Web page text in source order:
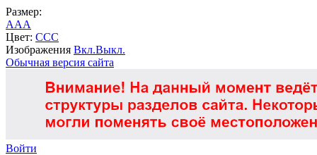
Размер:
AAA
Цвет: CCC
Изображения Вкл.Выкл.
Обычная версия сайта
Войти